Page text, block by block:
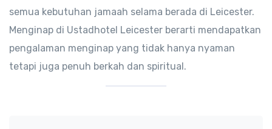
semua kebutuhan jamaah selama berada di Leicester.
Menginap di Ustadhotel Leicester berarti mendapatkan
pengalaman menginap yang tidak hanya nyaman
tetapi juga penuh berkah dan spiritual.